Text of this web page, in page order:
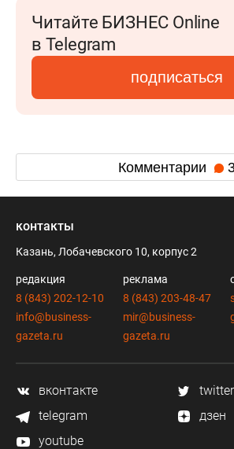
Читайте БИЗНЕС Online
в Telegram
подписаться
Комментарии
контакты
Казань, Лобачевского 10, корпус 2
редакция
8 (843) 202-12-10
info@business-
gazeta.ru
реклама
8 (843) 203-48-47
mir@business-
gazeta.ru
вконтакте
twitter
telegram
дзен
youtube